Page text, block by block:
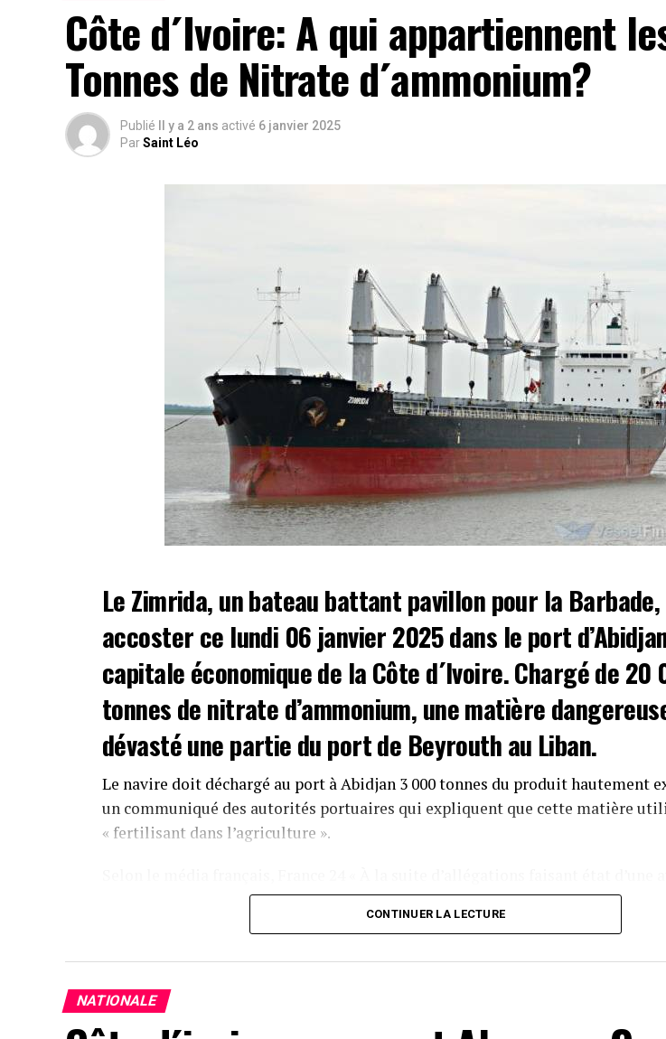
Côte d´Ivoire: A qui appartiennent
Tonnes de Nitrate d´ammonium?
Publié Il y a 2 ans activé 6 janvier 2025
ParSaint Léo
Le Zimrida, un bateau battant pavillon pour la
accoster ce lundi 06 janvier 2025 dans le port
capitale économique de la Côte d´Ivoire. Chargé de 20
tonnes de nitrate d’ammonium, une matière
dévasté une partie du port de Beyrouth au Liban.
Le navire doit déchargé au port à Abidjan 3 000 tonnes du produit hautement
un communiqué des autorités portuaires qui expliquent que cette matière
« fertilisant dans l’agriculture ».
cargaison transportée et par précautions en vue de protéger les populations et
port annonce que le navire restera pour l’heure « en rade extérieure, en dehors
Pour de nombreux ivoiriens le Zimrida pourait cacher un autre Porbo Koala, le
par la société suisso-néerlandaise Trafigura, qui avait débarqué à Abidjan plus
CONTINUER LA LECTURE
NATIONALE